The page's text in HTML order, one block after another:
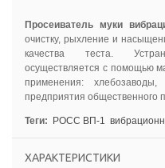
Просеиватель муки
очистку, рыхление и
качества теста.
осуществляется с помощью
применения:
предприятия общественного
Теги: РОСС ВП-1
ХАРАКТЕРИСТИКИ